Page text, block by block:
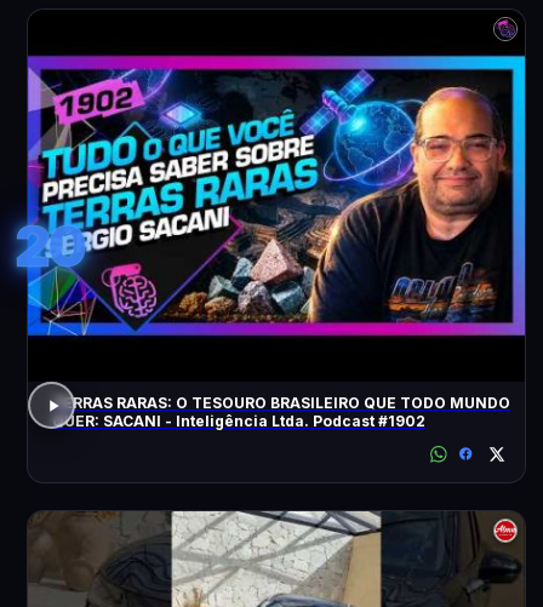
20
TERRAS RARAS: O TESOURO BRASILEIRO QUE TODO MUNDO
QUER: SACANI - Inteligência Ltda. Podcast #1902